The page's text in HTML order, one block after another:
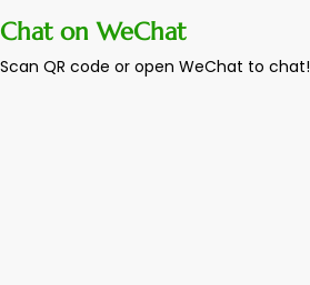
Chat on WeChat
Scan QR code or open WeChat to chat!